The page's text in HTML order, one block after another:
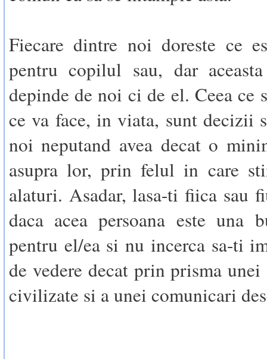
Fiecare dintre noi doreste ce
pentru copilul sau, dar
depinde de noi ci de el. Ceea ce
ce va face, in viata, sunt decizii
noi neputand avea decat o
asupra lor, prin felul in care
alaturi. Asadar, lasa-ti fiica sau
daca acea persoana este una
pentru el/ea si nu incerca sa-ti
de vedere decat prin prisma
civilizate si a unei comunicari